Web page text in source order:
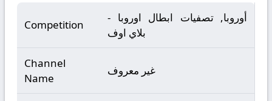
Competition
أوروبا, تصفيات ابطال اوروبا -
بلاي اوف
Channel
Name
غير معروف